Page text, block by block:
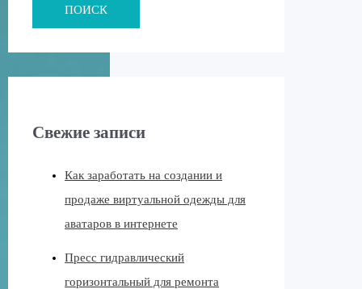
ПОИСК
Свежие записи
Как заработать на создании и
продаже виртуальной одежды для
аватаров в интернете
Пресс гидравлический
горизонтальный для ремонта